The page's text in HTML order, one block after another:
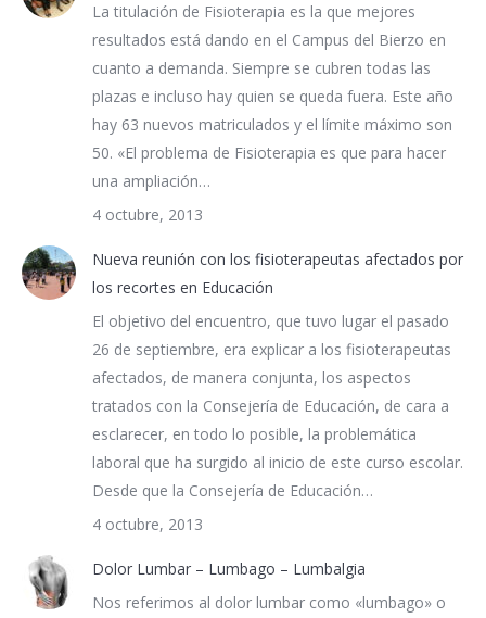
La titulación de Fisioterapia es la que mejores
resultados está dando en el Campus del Bierzo en
cuanto a demanda. Siempre se cubren todas las
plazas e incluso hay quien se queda fuera. Este año
hay 63 nuevos matriculados y el límite máximo son
50. «El problema de Fisioterapia es que para hacer
una ampliación…
4 octubre, 2013
Nueva reunión con los fisioterapeutas afectados por
los recortes en Educación
El objetivo del encuentro, que tuvo lugar el pasado
26 de septiembre, era explicar a los fisioterapeutas
afectados, de manera conjunta, los aspectos
tratados con la Consejería de Educación, de cara a
esclarecer, en todo lo posible, la problemática
laboral que ha surgido al inicio de este curso escolar.
Desde que la Consejería de Educación…
4 octubre, 2013
Dolor Lumbar – Lumbago – Lumbalgia
Nos referimos al dolor lumbar como «lumbago» o